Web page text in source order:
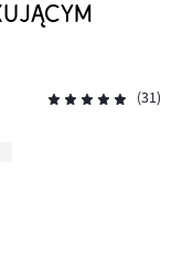
(31)